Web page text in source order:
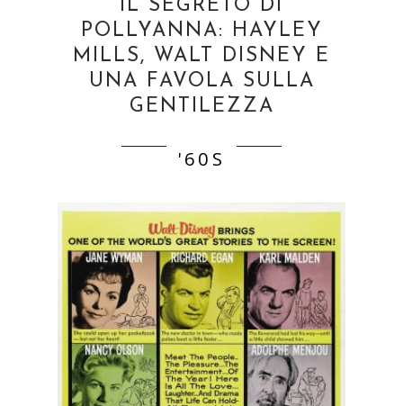
IL SEGRETO DI
POLLYANNA: HAYLEY
MILLS, WALT DISNEY E
UNA FAVOLA SULLA
GENTILEZZA
'60S